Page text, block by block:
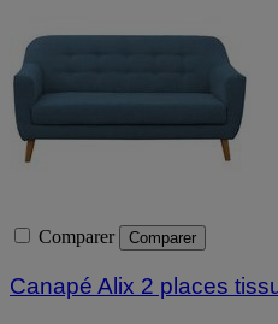
Comparer Comparer
Canapé Alix 2 places